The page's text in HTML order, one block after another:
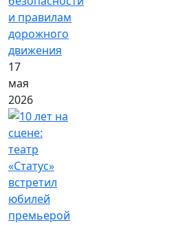
и правилам
дорожного
движения
17
мая
2026